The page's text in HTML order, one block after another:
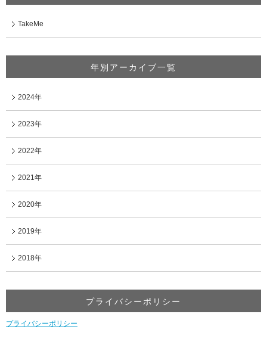
TakeMe
年別アーカイブ一覧
2024年
2023年
2022年
2021年
2020年
2019年
2018年
プライバシーポリシー
プライバシーポリシー